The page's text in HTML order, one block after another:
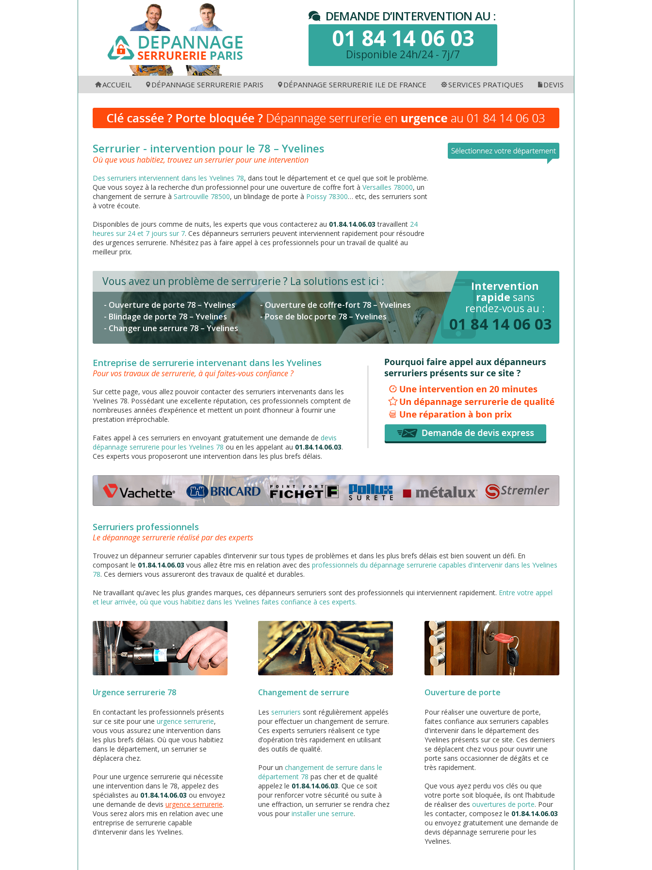
DEMANDE D’INTERVENTION AU :
01 84 14 06 03
Disponible 24h/24 - 7j/7
ACCUEIL
DÉPANNAGE SERRURERIE PARIS
75002
75003
75005
75007
75008
75010
75012
75013
75015
75018
75020
DÉPANNAGE SERRURERIE ILE DE FRANCE
Yvelines 78
Val de Marne 94
SERVICES PRATIQUES
Blindage porte
Changement de serrure
Dépannage coffre-fort
Bloc porte
DEVIS
Serrurier - intervention pour le 78 – Yvelines
Où que vous habitiez, trouvez un serrurier pour une intervention
Des serruriers interviennent dans les Yvelines 78, dans tout le département et ce quel que soit le problème.
Que vous soyez à la recherche d’un professionnel pour une ouverture de coffre fort à Versailles 78000, un
changement de serrure à Sartrouville 78500, un blindage de porte à Poissy 78300… etc, des serruriers sont
à votre écoute.
Disponibles de jours comme de nuits, les experts que vous contacterez au 01.84.14.06.03 travaillent 24
heures sur 24 et 7 jours sur 7. Ces dépanneurs serruriers peuvent interviennent rapidement pour résoudre
des urgences serrurerie. N’hésitez pas à faire appel à ces professionnels pour un travail de qualité au
meilleur prix.
Vous avez un problème de serrurerie ? La solutions est ici :
- Ouverture de porte 78 – Yvelines
- Blindage de porte 78 – Yvelines
- Changer une serrure 78 – Yvelines
- Ouverture de coffre-fort 78 – Yvelines
- Pose de bloc porte 78 – Yvelines
Intervention
rapide sans
rendez-vous au :
01 84 14 06 03
Entreprise de serrurerie intervenant dans les Yvelines
Pour vos travaux de serrurerie, à qui faites-vous confiance ?
Sur cette page, vous allez pouvoir contacter des serruriers intervenants dans les
Yvelines 78. Possédant une excellente réputation, ces professionnels comptent de
nombreuses années d’expérience et mettent un point d’honneur à fournir une
prestation irréprochable.
Faites appel à ces serruriers en envoyant gratuitement une demande de devis
dépannage serrurerie pour les Yvelines 78 ou en les appelant au 01.84.14.06.03.
Ces experts vous proposeront une intervention dans les plus brefs délais.
Serruriers professionnels
Le dépannage serrurerie réalisé par des experts
Trouvez un dépanneur serrurier capables d’intervenir sur tous types de problèmes et dans les plus brefs délais est bien souvent un défi. En
composant le 01.84.14.06.03 vous allez être mis en relation avec des professionnels du dépannage serrurerie capables d'intervenir dans les Yvelines
78. Ces derniers vous assureront des travaux de qualité et durables.
Ne travaillant qu’avec les plus grandes marques, ces dépanneurs serruriers sont des professionnels qui interviennent rapidement. Entre votre appel
et leur arrivée, où que vous habitiez dans les Yvelines faites confiance à ces experts.
Urgence serrurerie 78
En contactant les professionnels présents
sur ce site pour une urgence serrurerie,
vous vous assurez une intervention dans
les plus brefs délais. Où que vous habitiez
dans le département, un serrurier se
déplacera chez.
Pour une urgence serrurerie qui nécessite
une intervention dans le 78, appelez des
spécialistes au 01.84.14.06.03 ou envoyez
une demande de devis urgence serrurerie.
Vous serez alors mis en relation avec une
entreprise de serrurerie capable
d'intervenir dans les Yvelines.
Changement de serrure
Les serruriers sont régulièrement appelés
pour effectuer un changement de serrure.
Ces experts serruriers réalisent ce type
d’opération très rapidement en utilisant
des outils de qualité.
Pour un changement de serrure dans le
département 78 pas cher et de qualité
appelez le 01.84.14.06.03. Que ce soit
pour renforcer votre sécurité ou suite à
une effraction, un serrurier se rendra chez
vous pour installer une serrure.
Ouverture de porte
Pour réaliser une ouverture de porte,
faites confiance aux serruriers capables
d'intervenir dans le département des
Yvelines présents sur ce site. Ces derniers
se déplacent chez vous pour ouvrir une
porte sans occasionner de dégâts et ce
très rapidement.
Que vous ayez perdu vos clés ou que
votre porte soit bloquée, ils ont l’habitude
de réaliser des ouvertures de porte. Pour
les contacter, composez le 01.84.14.06.03
ou envoyez gratuitement une demande de
devis dépannage serrurerie pour les
Yvelines.